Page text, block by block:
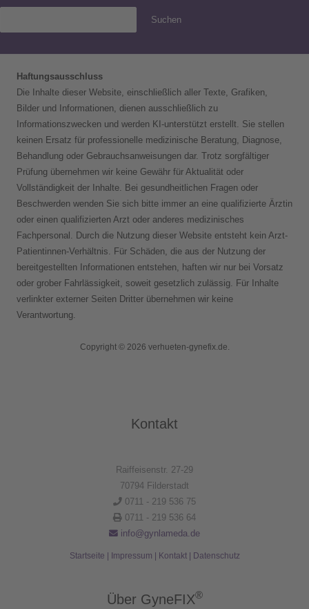
Suchen
Haftungsausschluss
Die Inhalte dieser Website, einschließlich aller Texte, Grafiken,
Bilder und Informationen, dienen ausschließlich zu
Informationszwecken und werden KI-unterstützt erstellt. Sie stellen
keinen Ersatz für professionelle medizinische Beratung, Diagnose,
Behandlung oder Gebrauchsanweisungen dar. Trotz sorgfältiger
Prüfung übernehmen wir keine Gewähr für Aktualität oder
Vollständigkeit der Inhalte. Bei gesundheitlichen Fragen oder
Beschwerden wenden Sie sich bitte immer an eine qualifizierte Ärztin
oder einen qualifizierten Arzt oder anderes medizinisches
Fachpersonal. Durch die Nutzung dieser Website entsteht kein Arzt-
Patientinnen-Verhältnis. Für Schäden, die aus der Nutzung der
bereitgestellten Informationen entstehen, haften wir nur bei Vorsatz
oder grober Fahrlässigkeit, soweit gesetzlich zulässig. Für Inhalte
verlinkter externer Seiten Dritter übernehmen wir keine
Verantwortung.
Copyright © 2026 verhueten-gynefix.de.
Kontakt
Raiffeisenstr. 27-29
70794 Filderstadt
0711 - 219 536 75
0711 - 219 536 64
info@gynlameda.de
Startseite Impressum Kontakt| Datenschutz
Über GyneFIX®